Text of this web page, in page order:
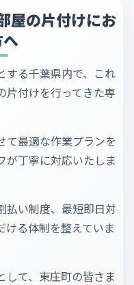
屋の片付けにお
する千葉県内で、これ
片付けを行ってきた専
て最適な作業プランを
が丁寧に対応いたしま
払い制度、最短即日対
る体制を整えていま
して、東庄町の皆さま